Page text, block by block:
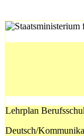
Lehrplan
Deutsch/